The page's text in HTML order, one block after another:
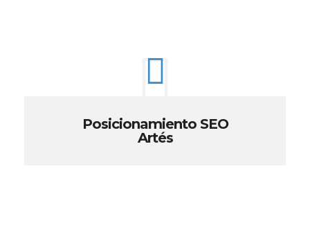
Posicionamiento SEO
Artés